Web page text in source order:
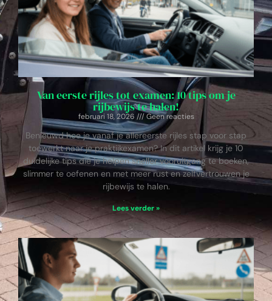
Van eerste rijles tot examen: 10 tips om je
rijbewijs te halen!
februari 18, 2026 Geen reacties
Benieuwd hoe je vanaf je allereerste rijles stap voor stap
toewerkt naar je praktijkexamen? In dit artikel krijg je 10
duidelijke tips die je helpen sneller vooruitgang te boeken,
slimmer te oefenen en met meer rust en zelfvertrouwen je
rijbewijs te halen.
Lees verder »